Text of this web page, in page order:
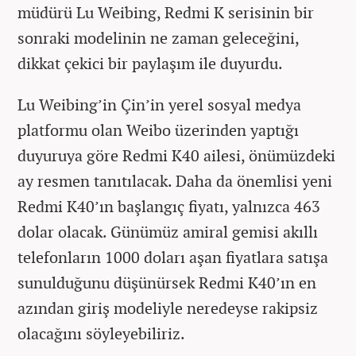
müdürü Lu Weibing, Redmi K serisinin bir
sonraki modelinin ne zaman geleceğini,
dikkat çekici bir paylaşım ile duyurdu.
Lu Weibing’in Çin’in yerel sosyal medya
platformu olan Weibo üzerinden yaptığı
duyuruya göre Redmi K40 ailesi, önümüzdeki
ay resmen tanıtılacak. Daha da önemlisi yeni
Redmi K40’ın başlangıç fiyatı, yalnızca 463
dolar olacak. Günümüz amiral gemisi akıllı
telefonların 1000 doları aşan fiyatlara satışa
sunulduğunu düşünürsek Redmi K40’ın en
azından giriş modeliyle neredeyse rakipsiz
olacağını söyleyebiliriz.